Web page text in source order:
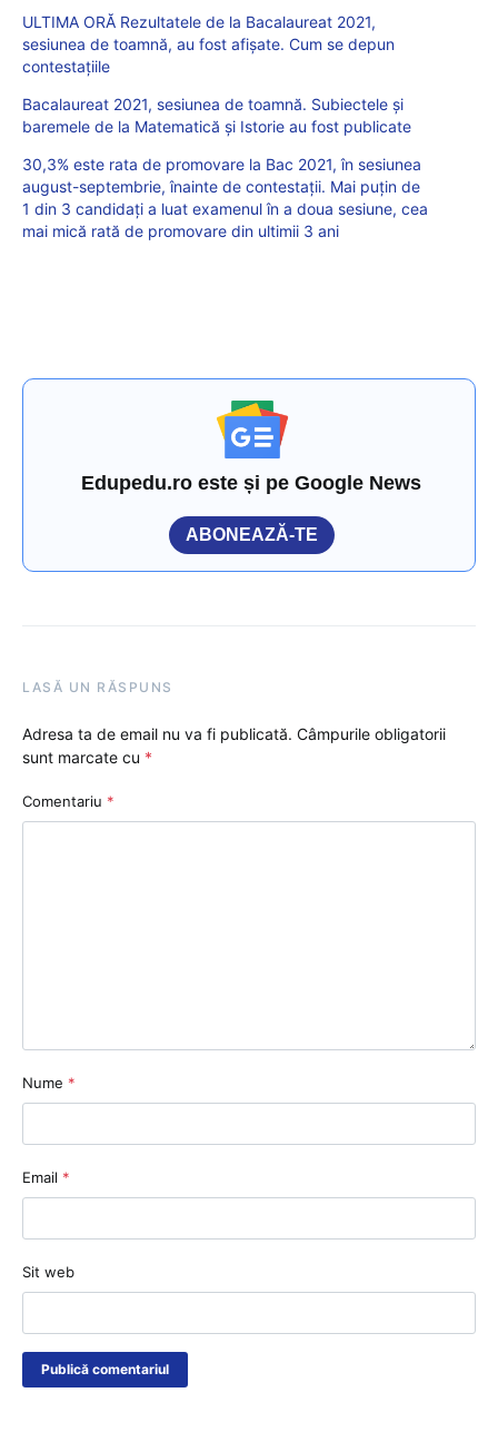
ULTIMA ORĂ Rezultatele de la Bacalaureat 2021,
sesiunea de toamnă, au fost afișate. Cum se depun
contestațiile
Bacalaureat 2021, sesiunea de toamnă. Subiectele și
baremele de la Matematică și Istorie au fost publicate
30,3% este rata de promovare la Bac 2021, în sesiunea
august-septembrie, înainte de contestații. Mai puțin de
1 din 3 candidați a luat examenul în a doua sesiune, cea
mai mică rată de promovare din ultimii 3 ani
Edupedu.ro este și pe Google News
ABONEAZĂ-TE
LASĂ UN RĂSPUNS
Adresa ta de email nu va fi publicată. Câmpurile obligatorii
sunt marcate cu *
Comentariu *
Nume *
Email *
Sit web